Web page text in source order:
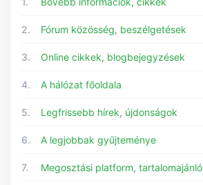
2. Fórum közösség, beszélgetések
3. Online cikkek, blogbejegyzések
4. A hálózat főoldala
5. Legfrissebb hírek, újdonságok
6. A legjobbak gyűjteménye
7. Megosztási platform, tartalomajánló